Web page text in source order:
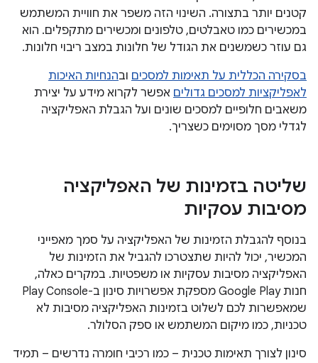
קטנים יותר בתצורה. השינוי הזה משפר את חוויית המשתמש
במכשירים כמו טאבלטים, טלפונים ומכשירים מתקפלים. הוא
גם עוזר כשמשנים את הגודל של חלונות במצב ריבוי חלונות.
בסקירה הכללית על תאימות למסכים ובהנחיות האיכות
לאפליקציות למסכים גדולים אפשר לקרוא מידע על יצירת
משאבים חלופיים למסכים שונים ועל הגבלת האפליקציה
לגדלי מסך מסוימים כשצריך.
שליטה בזמינות של האפליקציה
מסיבות עסקיות
בנוסף להגבלת הזמינות של האפליקציה על סמך מאפייני
המכשיר, יכול להיות שתצטרכו להגביל את הזמינות של
האפליקציה מסיבות עסקיות או משפטיות. במקרים כאלה,
חנות Google Play מספקת אפשרויות סינון ב-Play Console
שמאפשרות לכם לשלוט בזמינות האפליקציה מסיבות לא
טכניות, כמו מיקום המשתמש או ספק הסלולר.
סינון לצורך תאימות טכנית – כמו רכיבי חומרה נדרשים – תמיד